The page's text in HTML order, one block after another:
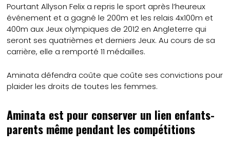
Pourtant Allyson Felix a repris le sport après l’heureux
événement et a gagné le 200m et les relais 4x100m et
400m aux Jeux olympiques de 2012 en Angleterre qui
seront ses quatrièmes et derniers Jeux. Au cours de sa
carrière, elle a remporté 11 médailles.
Aminata défendra coûte que coûte ses convictions pour
plaider les droits de toutes les femmes.
Aminata est pour conserver un lien enfants-
parents même pendant les compétitions